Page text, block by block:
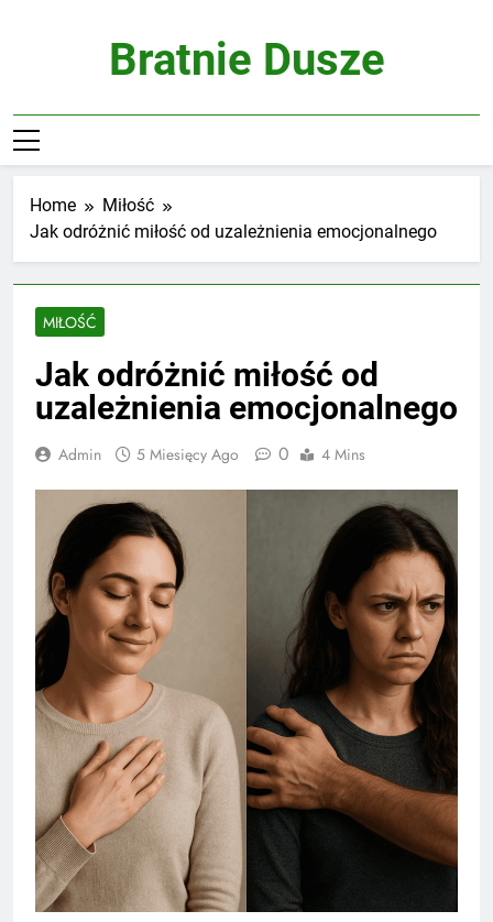
Bratnie Dusze
Home
Miłość
Jak odróżnić miłość od uzależnienia emocjonalnego
MIŁOŚĆ
Jak odróżnić miłość od
uzależnienia emocjonalnego
Admin 5 Miesięcy Ago 0 4 Mins